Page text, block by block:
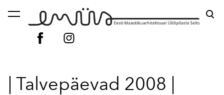
lisati ostukorvi. Vaata ostukorvi
| Talvepäevad 2008 |